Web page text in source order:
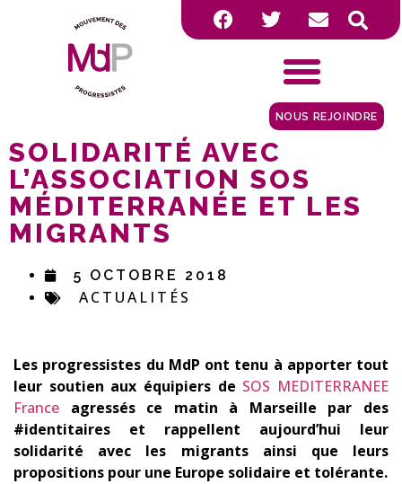
NOUS REJOINDRE
SOLIDARITÉ AVEC
L’ASSOCIATION SOS
MÉDITERRANÉE ET LES
MIGRANTS
5 OCTOBRE 2018
ACTUALITÉS
Les progressistes du MdP ont tenu à apporter tout
leur soutien aux équipiers de SOS MEDITERRANEE
France agressés ce matin à Marseille par des
#identitaires et rappellent aujourd’hui leur
solidarité avec les migrantsainsi que leurs
propositions pour une Europe solidaire et tolérante.